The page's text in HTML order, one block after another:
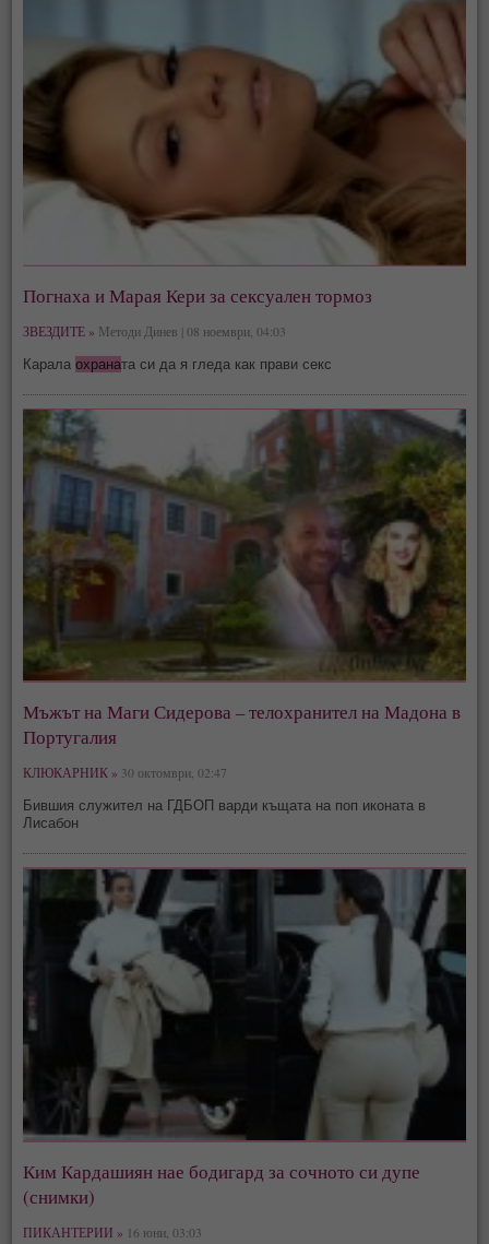
Погнаха и Марая Кери за сексуален тормоз
ЗВЕЗДИТЕ » Методи Динев | 08 ноември, 04:03
Каралаохраната си да я гледа как прави секс
Мъжът на Маги Сидерова – телохранител на Мадона в
Португалия
КЛЮКАРНИК » 30 октомври, 02:47
Бившия служител на ГДБОП варди къщата на поп иконата в
Лисабон
Ким Кардашиян нае бодигард за сочното си дупе
(снимки)
ПИКАНТЕРИИ » 16 юни, 03:03